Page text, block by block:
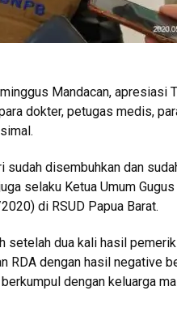
Mandacan, apresiasi
dokter, petugas medis,
sudah disembuhkan dan
selaku Ketua Umum Gugus
di RSUD Papua Barat.
setelah dua kali hasil
RDA dengan hasil negative
dengan keluarga